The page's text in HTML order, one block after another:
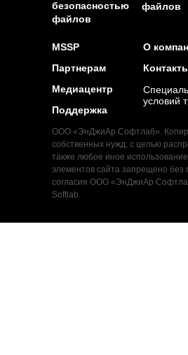
безопасностью
файлов
файлов
ООО «ЭнДжиАр Софтлаб».
собственных нужд, с целью
также любое иное
элементов сайта запрещено без
согласия ООО «ЭнДжиАр
Softlab
О
MSSP
Партнерам
Медиацентр
Поддержка
условий